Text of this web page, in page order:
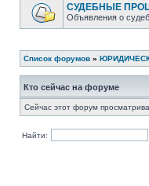
СУДЕБНЫЕ
Объявления о
Список форумов »
Кто сейчас на форуме
Сейчас этот форум
Найти: